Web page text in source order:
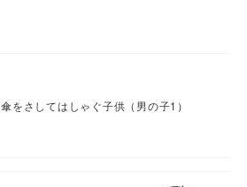
傘をさしてはしゃぐ子供（男の子1）